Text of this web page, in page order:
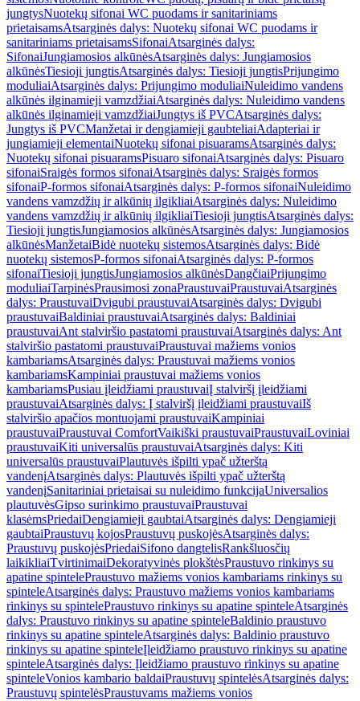
jungtysNuotekų sifonai WC puodams ir sanitariniams
prietaisamsAtsarginės dalys: Nuotekų sifonai WC puodams ir
sanitariniams prietaisamsSifonaiAtsarginės dalys:
SifonaiJungiamosios alkūnėsAtsarginės dalys: Jungiamosios
alkūnėsTiesioji jungtisAtsarginės dalys: Tiesioji jungtisPrijungimo
moduliaiAtsarginės dalys: Prijungimo moduliaiNuleidimo vandens
alkūnės ilginamieji vamzdžiaiAtsarginės dalys: Nuleidimo vandens
alkūnės ilginamieji vamzdžiaiJungtys iš PVCAtsarginės dalys:
Jungtys iš PVCManžetai ir dengiamieji gaubteliaiAdapteriai ir
jungiamieji elementaiNuotekų sifonai pisuaramsAtsarginės dalys:
Nuotekų sifonai pisuaramsPisuaro sifonaiAtsarginės dalys: Pisuaro
sifonaiSraigės formos sifonaiAtsarginės dalys: Sraigės formos
sifonaiP-formos sifonaiAtsarginės dalys: P-formos sifonaiNuleidimo
vandens vamzdžių ir alkūnių ilgikliaiAtsarginės dalys: Nuleidimo
vandens vamzdžių ir alkūnių ilgikliaiTiesioji jungtisAtsarginės dalys:
Tiesioji jungtisJungiamosios alkūnėsAtsarginės dalys: Jungiamosios
alkūnėsManžetaiBidė nuotekų sistemosAtsarginės dalys: Bidė
nuotekų sistemosP-formos sifonaiAtsarginės dalys: P-formos
sifonaiTiesioji jungtisJungiamosios alkūnėsDangčiaiPrijungimo
moduliaiTarpinėsPrausimosi zonaPraustuvaiPraustuvaiAtsarginės
dalys: PraustuvaiDvigubi praustuvaiAtsarginės dalys: Dvigubi
praustuvaiBaldiniai praustuvaiAtsarginės dalys: Baldiniai
praustuvaiAnt stalviršio pastatomi praustuvaiAtsarginės dalys: Ant
stalviršio pastatomi praustuvaiPraustuvai mažiems vonios
kambariamsAtsarginės dalys: Praustuvai mažiems vonios
kambariamsKampiniai praustuvai mažiems vonios
kambariamsPusiau įleidžiami praustuvaiĮ stalviršį įleidžiami
praustuvaiAtsarginės dalys: Į stalviršį įleidžiami praustuvaiIš
stalviršio apačios montuojami praustuvaiKampiniai
praustuvaiPraustuvai ComfortVaikiški praustuvaiPraustuvaiLoviniai
praustuvaiKiti universalūs praustuvaiAtsarginės dalys: Kiti
universalūs praustuvaiPlautuvės išpilti ypač užterštą
vandenįAtsarginės dalys: Plautuvės išpilti ypač užterštą
vandenįSanitariniai prietaisai su nuleidimo funkcijaUniversalios
plautuvėsGipso surinkimo praustuvaiPraustuvai
klasėmsPriedaiDengiamieji gaubtaiAtsarginės dalys: Dengiamieji
gaubtaiPraustuvų kojosPraustuvų puskojėsAtsarginės dalys:
Praustuvų puskojėsPriedaiSifono dangtelisRankšluosčių
laikikliaiTvirtinimaiDekoratyvinės plokštėsPraustuvo rinkinys su
apatine spintelePraustuvo mažiems vonios kambariams rinkinys su
spinteleAtsarginės dalys: Praustuvo mažiems vonios kambariams
rinkinys su spintelePraustuvo rinkinys su apatine spinteleAtsarginės
dalys: Praustuvo rinkinys su apatine spinteleBaldinio praustuvo
rinkinys su apatine spinteleAtsarginės dalys: Baldinio praustuvo
rinkinys su apatine spinteleĮleidžiamo praustuvo rinkinys su apatine
spinteleAtsarginės dalys: Įleidžiamo praustuvo rinkinys su apatine
spinteleVonios kambario baldaiPraustuvų spintelėsAtsarginės dalys:
Praustuvų spintelėsPraustuvams mažiems vonios